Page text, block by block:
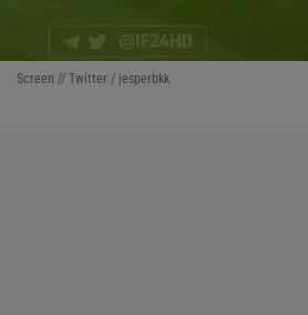
Screen // Twitter / jesperbkk